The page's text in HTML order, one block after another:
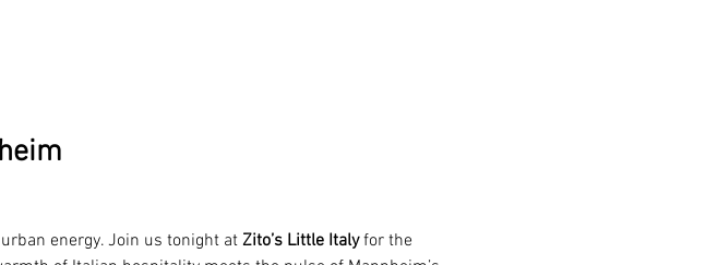
energy. Join us tonight at Zito’s Little Italy for the